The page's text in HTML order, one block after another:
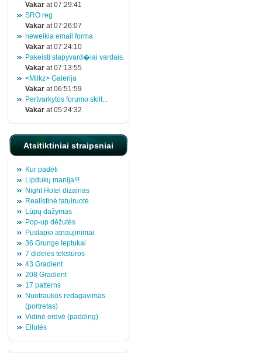
Vakar at 07:29:41
SRO reg
Vakar at 07:26:07
neweikia email forma
Vakar at 07:24:10
Pakeisti slapyvard�iai vardais.
Vakar at 07:13:55
<Milkz> Galerija
Vakar at 06:51:59
Pertvarkytos forumo skilt...
Vakar at 05:24:32
Atsitiktiniai straipsniai
Kur padėti
Lipdukų manija!!!
Night Hotel dizainas
Realistinė tatuiruotė
Lūpų dažymas
Pop-up dėžutės
Puslapio atnaujinimai
36 Grunge teptukai
7 didelės tekstūros
43 Gradient
208 Gradient
17 patterns
Nuotraukos redagavimas
(portretas)
Vidinė erdvė (padding)
Eilutės